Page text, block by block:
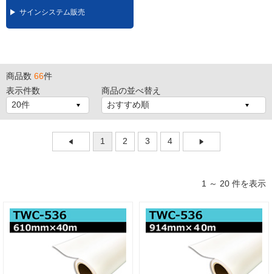
サインシステム販売
商品数 66件
表示件数
商品の並べ替え
1 2 3 4
1 ～ 20 件を表示